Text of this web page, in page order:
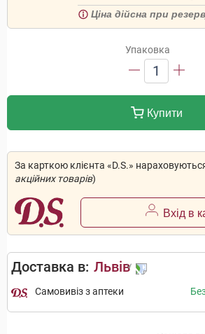
Ціна дійсна при
Упаковка
1
Купити
За карткою клієнта «D.S.»
акційних товарів)
Вхід в
Доставка в: Львів
Самовивіз з аптеки